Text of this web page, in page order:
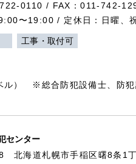
0110 / FAX：011-742-
〜19:00 / 定休日：日曜、
工事・取付可
ル） ※総合防犯設備士、防
センター
北海道札幌市手稲区曙8条1